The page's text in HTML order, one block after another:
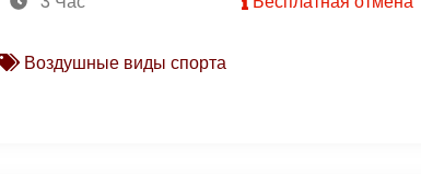
Воздушные виды спорта